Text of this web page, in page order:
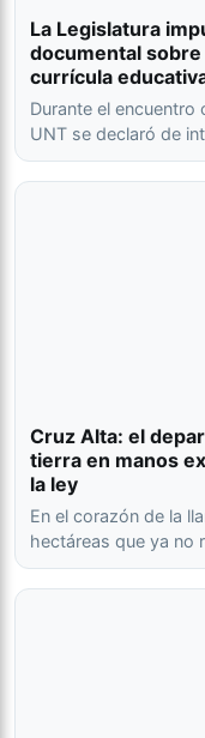
La Legislatura
documental
currícula
Durante el encuentro
UNT se declaró de
Cruz Alta: el
tierra en manos
la ley
En el corazón de la
hectáreas que ya no